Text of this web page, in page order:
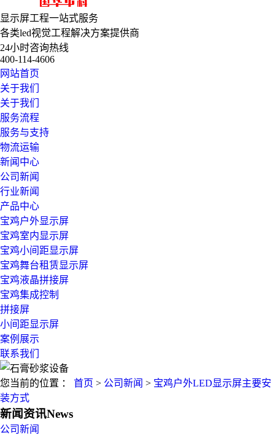
显示屏工程一站式服务
各类led视觉工程解决方案提供商
24小时咨询热线
400-114-4606
网站首页
关于我们
关于我们
服务流程
服务与支持
物流运输
新闻中心
公司新闻
行业新闻
产品中心
宝鸡户外显示屏
宝鸡室内显示屏
宝鸡小间距显示屏
宝鸡舞台租赁显示屏
宝鸡液晶拼接屏
宝鸡集成控制
拼接屏
小间距显示屏
案例展示
联系我们
您当前的位置 ： 首页 > 公司新闻 > 宝鸡户外LED显示屏主要安
装方式
新闻资讯News
公司新闻